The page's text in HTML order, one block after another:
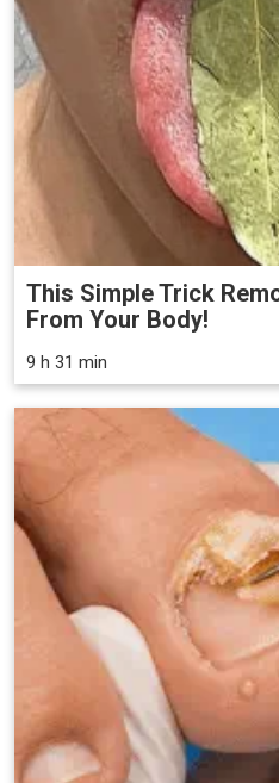
This Simple Trick
From Your Body!
9 h 31 min